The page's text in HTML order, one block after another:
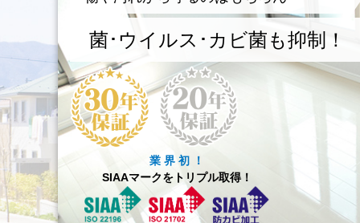
菌･ウイルス･カビ菌も抑制！
業 界 初 ！
SIAAマークをトリプル取得！